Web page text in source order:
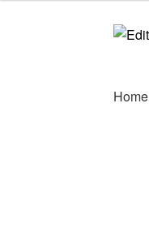
Zur
Zum
Home